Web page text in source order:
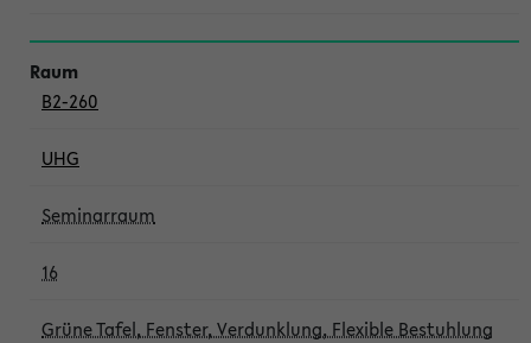
B2-260
UHG
Seminarraum
16
Grüne Tafel, Fenster, Verdunklung, Flexible Bestuhlung